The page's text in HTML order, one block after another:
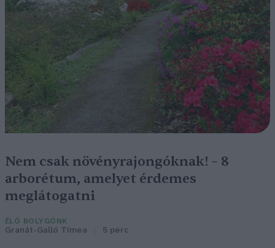
Nem csak növényrajongóknak! – 8
arborétum, amelyet érdemes
meglátogatni
ÉLŐ BOLYGÓNK
Granát-Galló Tímea 5 perc